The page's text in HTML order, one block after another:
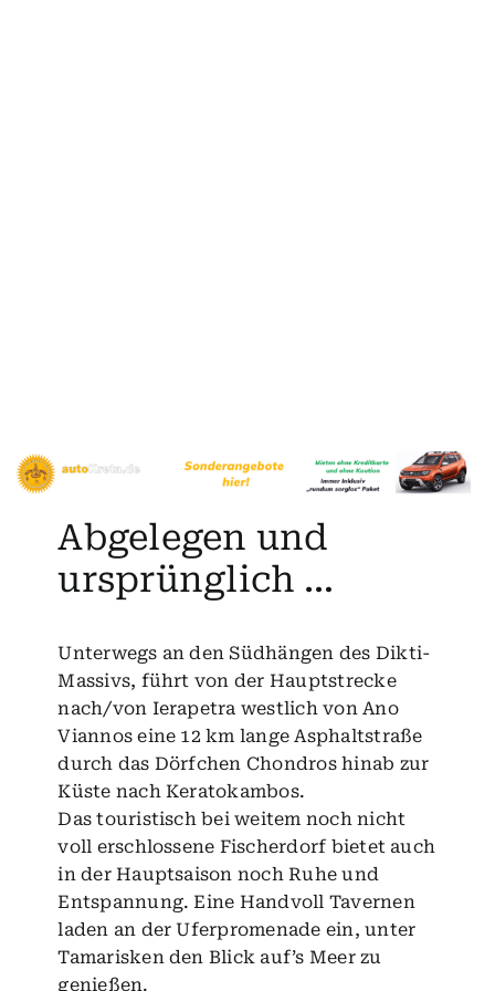
Abgelegen und
ursprünglich …
Unterwegs an den Südhängen des Dikti-
Massivs, führt von der Hauptstrecke
nach/von Ierapetra westlich von Ano
Viannos eine 12 km lange Asphaltstraße
durch das Dörfchen Chondros hinab zur
Küste nach Keratokambos.
Das touristisch bei weitem noch nicht
voll erschlossene Fischerdorf bietet auch
in der Hauptsaison noch Ruhe und
Entspannung. Eine Handvoll Tavernen
laden an der Uferpromenade ein, unter
Tamarisken den Blick auf’s Meer zu
genießen.